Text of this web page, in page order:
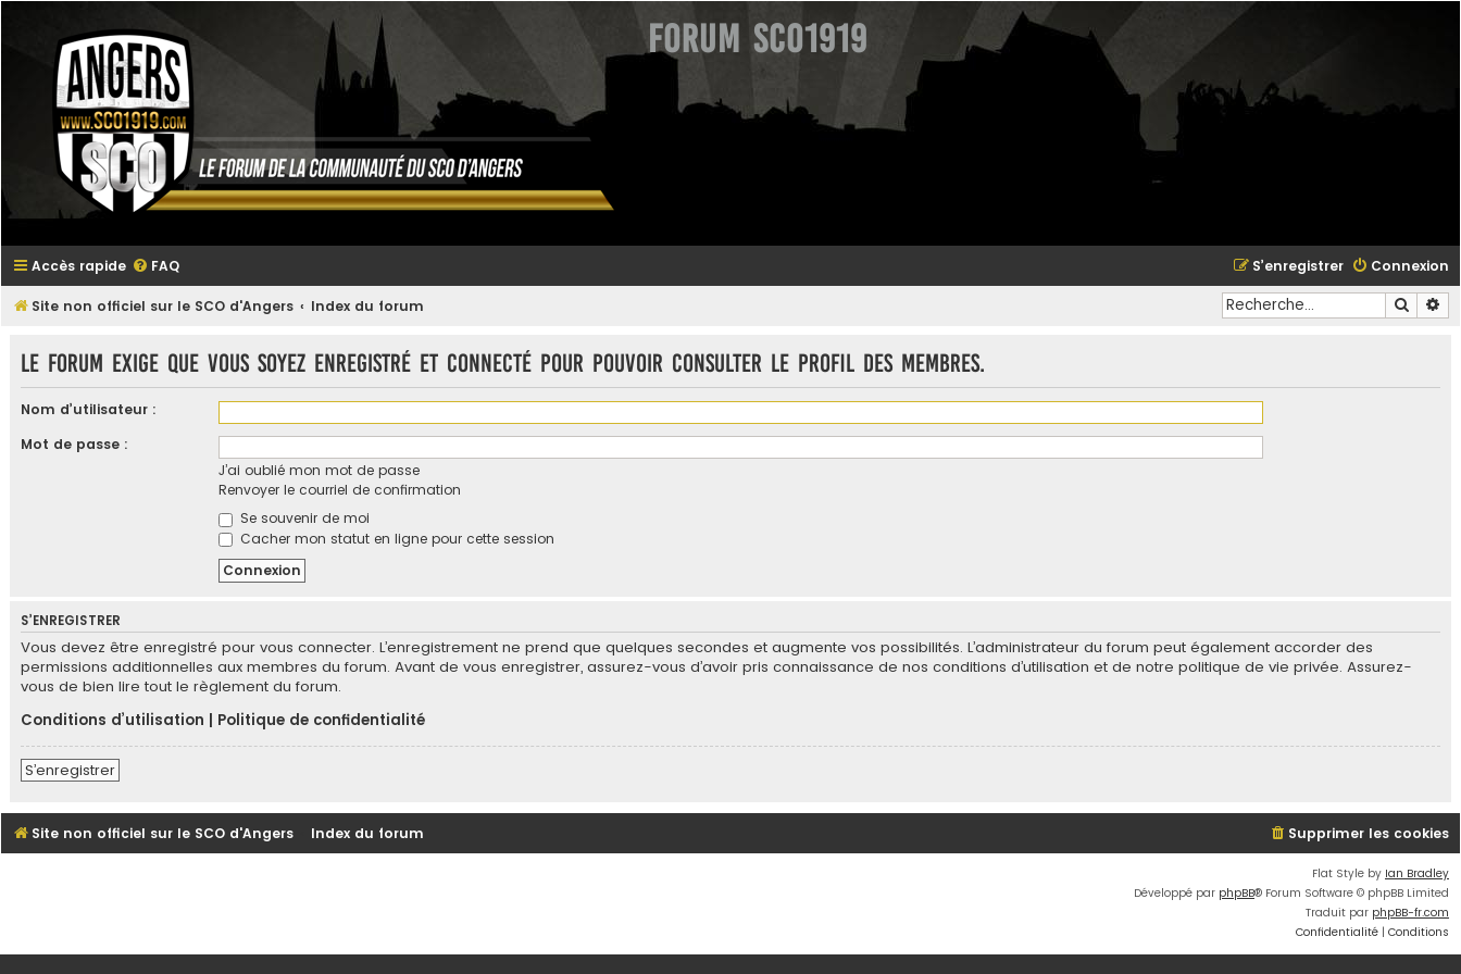
Forum SCO1919
Accès rapide FAQ Connexion
S’enregistrer
Site non officiel sur le SCO d'Angers Index du forum
Le forum exige que vous soyez enregistré et connecté pour pouvoir consulter le profil des membres.
Nom d’utilisateur :
Mot de passe :
J’ai oublié mon mot de passe
Renvoyer le courriel de confirmation
Se souvenir de moi
Cacher mon statut en ligne pour cette session
S’ENREGISTRER
Vous devez être enregistré pour vous connecter. L’enregistrement ne prend que quelques secondes et augmente vos possibilités. L’administrateur du forum peut également accorder des
permissions additionnelles aux membres du forum. Avant de vous enregistrer, assurez-vous d’avoir pris connaissance de nos conditions d’utilisation et de notre politique de vie privée. Assurez-
vous de bien lire tout le règlement du forum.
Conditions d’utilisation
Politique de confidentialité
S’enregistrer
Site non officiel sur le SCO d'Angers Index du forum Supprimer les cookies
Flat Style by Ian Bradley
Développé par phpBB® Forum Software © phpBB Limited
Traduit par phpBB-fr.com
Confidentialité | Conditions